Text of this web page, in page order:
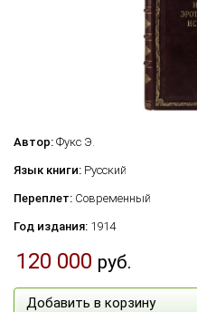
Автор: Фукс Э.
Язык книги: Русский
Переплет: Современный
Год издания: 1914
120 000 руб.
Добавить в корзину